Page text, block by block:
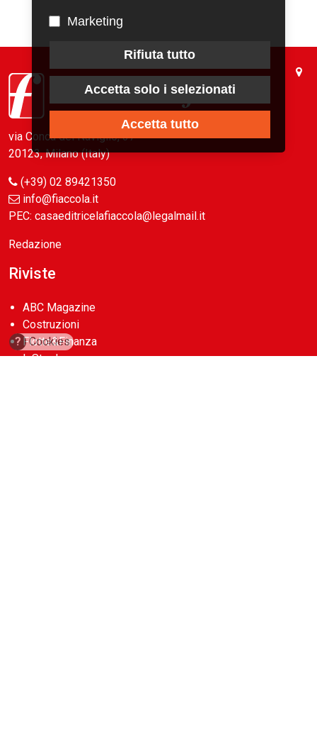
via Conca del Naviglio, 37
20123, Milano (Italy)
(+39) 02 89421350
info@fiaccola.it
PEC: casaeditricelafiaccola@legalmail.it
Redazione
Riviste
ABC Magazine
Costruzioni
Flotte&Finanza
leStrade
? Cookies
Marketing
Rifiuta tutto
Accetta solo i selezionati
Accetta tutto